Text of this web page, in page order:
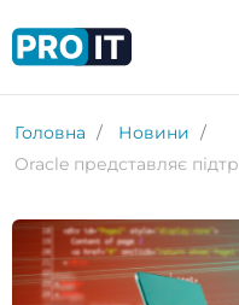
Головна
Новини